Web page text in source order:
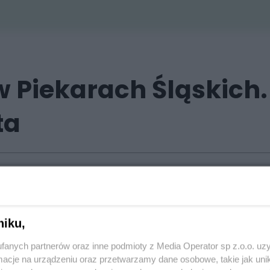
Śląskich.
wielką metamorfozę.
Osiedla Wieczorka,
prezydent Piekar Śląskich.
partnerów oraz inne podmioty z Media Operator sp z.o.o.
na urządzeniu oraz przetwarzamy dane osobowe, takie jak